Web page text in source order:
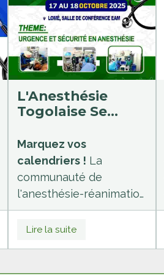
L'Anesthésie
Togolaise Se
Urgences
Marquez vos
calendriers ! La
communauté de
l'anesthésie-réanimation
du Togo se donne
rendez-vous les
Lire la suite